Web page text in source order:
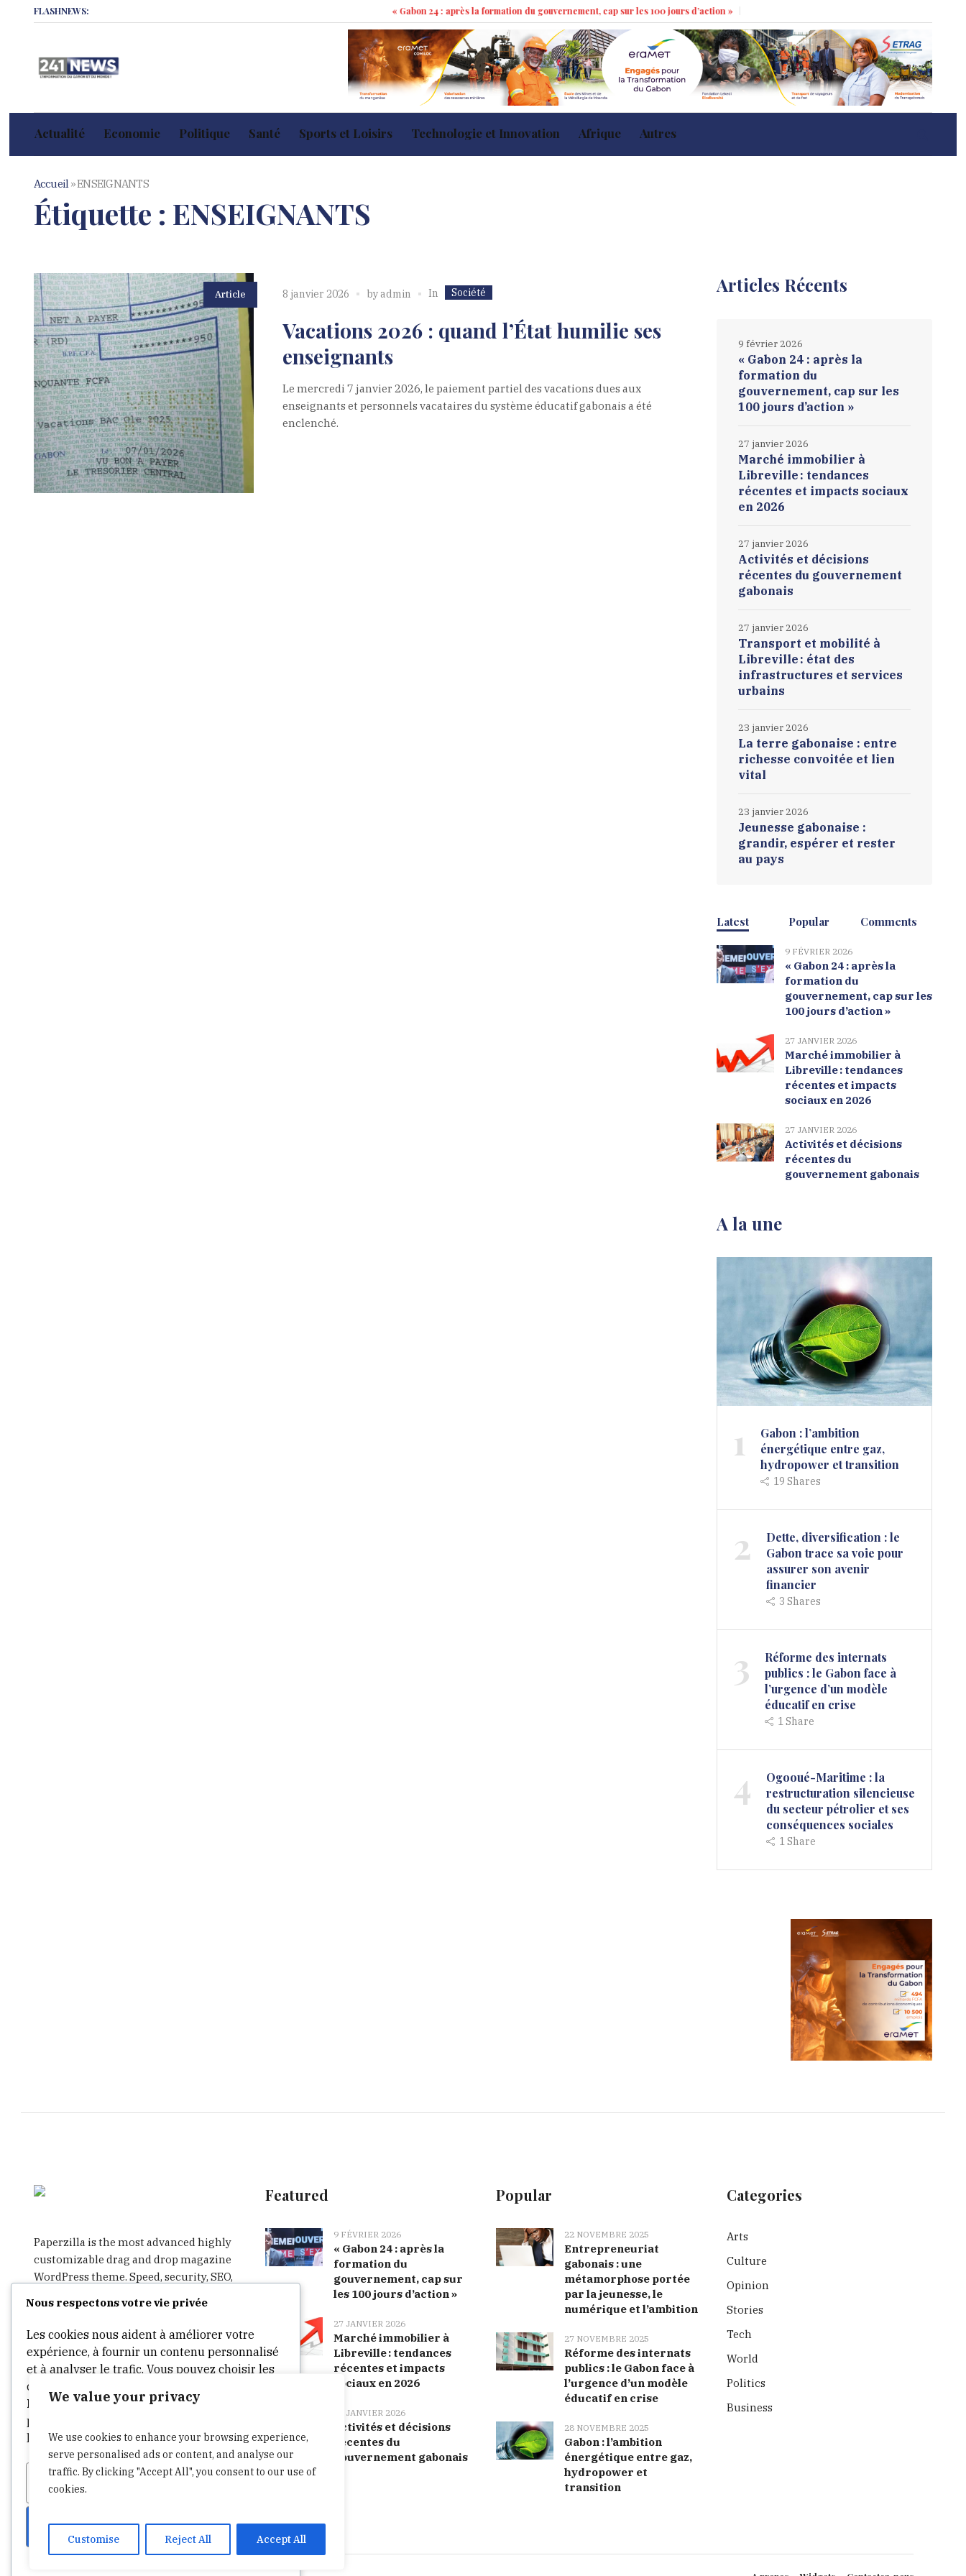
We value your privacy
We use cookies to enhance your browsing experience,
serve personalised ads or content, and analyse our
traffic. By clicking "Accept All", you consent to our use of
cookies.
Customise Reject All Accept All
Nous respectons votre vie privée
Les cookies nous aident à améliorer votre
expérience, à fournir un contenu personnalisé
et à analyser le trafic. Vous pouvez choisir les
cookies à autoriser en cliquant sur
Personnaliser . Cliquez surAccepter tout
pour consentir ou
les cookies non essentiels.
Personnaliser
Tout accepter
FLASHNEWS: « Gabon 24 : après la formation du gouvernement, cap sur les 100 jours d’action » Marché immobilier à Libreville : tendances récentes et
Actualité Economie Politique Santé Sports et Loisirs Technologie et Innovation Afrique Autres
Accueil»ENSEIGNANTS
Étiquette : ENSEIGNANTS
Article 8 janvier 2026 byadmin In Société
Vacations 2026 : quand l’État humilie ses
enseignants
Le mercredi 7 janvier 2026, le paiement partiel des vacations dues aux
enseignants et personnels vacataires du système éducatif gabonais a été
enclenché.
Articles Récents
« Gabon 24 : après la
formation du
gouvernement, cap sur les
100 jours d’action »
9 février 2026
Marché immobilier à
Libreville : tendances
récentes et impacts sociaux
en 2026
27 janvier 2026
Activités et décisions
récentes du gouvernement
gabonais
27 janvier 2026
Transport et mobilité à
Libreville : état des
infrastructures et services
urbains
27 janvier 2026
La terre gabonaise : entre
richesse convoitée et lien
vital
23 janvier 2026
Jeunesse gabonaise :
grandir, espérer et rester
au pays
23 janvier 2026
Latest Popular Comments
9 FÉVRIER 2026
« Gabon 24 : après la
formation du
gouvernement, cap sur les
100 jours d’action »
27 JANVIER 2026
Marché immobilier à
Libreville : tendances
récentes et impacts
sociaux en 2026
27 JANVIER 2026
Activités et décisions
récentes du
gouvernement gabonais
A la une
1
Gabon : l’ambition
énergétique entre gaz,
hydropower et transition
19Shares
2
Dette, diversification : le
Gabon trace sa voie pour
assurer son avenir
financier
3Shares
3
Réforme des internats
publics : le Gabon face à
l’urgence d’un modèle
éducatif en crise
1Share
4
Ogooué-Maritime : la
restructuration silencieuse
du secteur pétrolier et ses
conséquences sociales
1Share
Paperzilla is the most advanced highly
customizable drag and drop magazine
WordPress theme. Speed, security, SEO,
in one theme. Start writing, publishing,
advertising and sharing in minutes.
Featured
9 FÉVRIER 2026
« Gabon 24 : après la
formation du
gouvernement, cap sur
les 100 jours d’action »
27 JANVIER 2026
Marché immobilier à
Libreville : tendances
récentes et impacts
sociaux en 2026
27 JANVIER 2026
Activités et décisions
récentes du
gouvernement gabonais
Popular
22 NOVEMBRE 2025
Entrepreneuriat
gabonais : une
métamorphose portée
par la jeunesse, le
numérique et l’ambition
27 NOVEMBRE 2025
Réforme des internats
publics : le Gabon face à
l’urgence d’un modèle
éducatif en crise
28 NOVEMBRE 2025
Gabon : l’ambition
énergétique entre gaz,
hydropower et
transition
Categories
Arts
Culture
Opinion
Stories
Tech
World
Politics
Business